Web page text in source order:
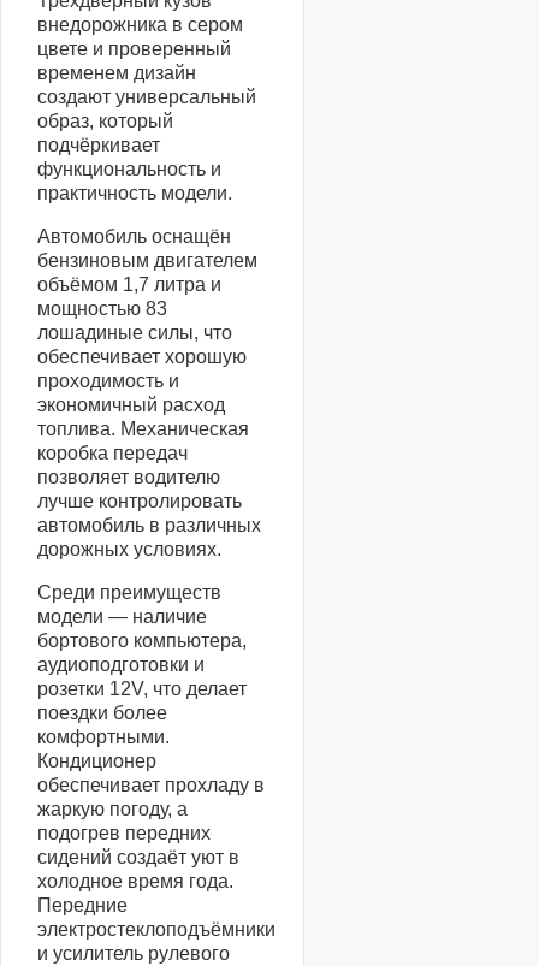
внедорожника в сером
цвете и проверенный
временем дизайн
создают универсальный
образ, который
подчёркивает
функциональность и
практичность модели.
Автомобиль оснащён
бензиновым двигателем
объёмом 1,7 литра и
мощностью 83
лошадиные силы, что
обеспечивает хорошую
проходимость и
экономичный расход
топлива. Механическая
коробка передач
позволяет водителю
лучше контролировать
автомобиль в различных
дорожных условиях.
Среди преимуществ
модели — наличие
бортового компьютера,
аудиоподготовки и
розетки 12V, что делает
поездки более
комфортными.
Кондиционер
обеспечивает прохладу в
жаркую погоду, а
подогрев передних
сидений создаёт уют в
холодное время года.
Передние
электростеклоподъёмники
и усилитель рулевого